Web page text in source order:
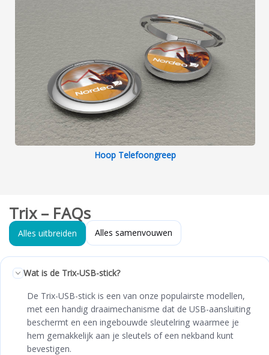
Hoop Telefoongreep
Trix – FAQs
Alles uitbreiden Alles samenvouwen
Wat is de Trix-USB-stick?
De Trix-USB-stick is een van onze populairste modellen,
met een handig draaimechanisme dat de USB-aansluiting
beschermt en een ingebouwde sleutelring waarmee je
hem gemakkelijk aan je sleutels of een nekband kunt
bevestigen.